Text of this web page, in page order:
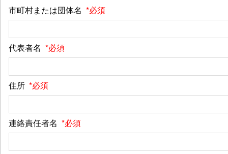
市町村または団体名 *必須
代表者名 *必須
住所 *必須
連絡責任者名 *必須